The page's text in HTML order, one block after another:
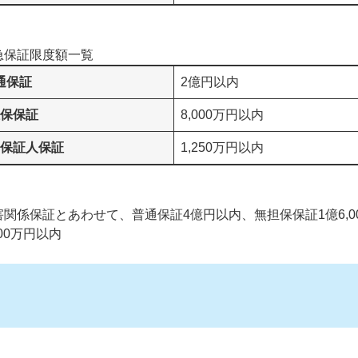
証限度額一覧
保証
2億円以内
保証 8,000万円以内
証人保証 1,250万円以内
係保証とあわせて、普通保証4億円以内、無担保保証1億
万円以内